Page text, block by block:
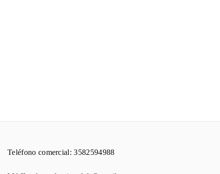
Teléfono comercial: 3582594988